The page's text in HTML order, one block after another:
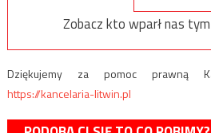
Zobacz kto wparł nas
Dziękujemy za pomoc prawną
https://kancelaria-litwin.pl